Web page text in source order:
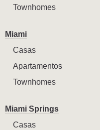
Townhomes
Miami
Casas
Apartamentos
Townhomes
Miami Springs
Casas